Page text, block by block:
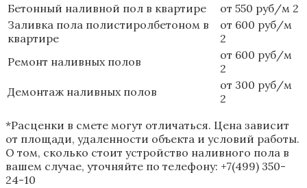
Бетонный наливной пол в квартире
от 550 руб/м 2
Заливка пола полистиролбетоном в
квартире
от 600 руб/м
2
Ремонт наливных полов
от 600 руб/м
2
Демонтаж наливных полов
от 300 руб/м
2
*Расценки в смете могут отличаться. Цена зависит
от площади, удаленности объекта и условий работы.
О том, сколько стоит устройство наливного пола в
вашем случае, уточняйте по телефону: +7(499) 350-
24-10